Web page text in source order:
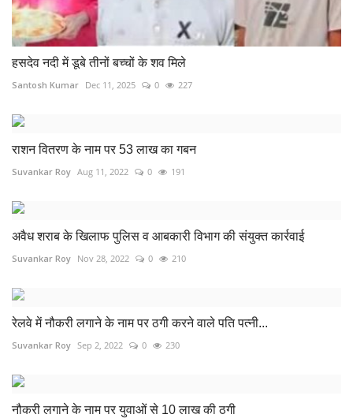
हसदेव नदी में डूबे तीनों बच्चों के शव मिले
Santosh Kumar Dec 11, 2025 0 227
राशन वितरण के नाम पर 53 लाख का गबन
Suvankar Roy Aug 11, 2022 0 191
अवैध शराब के खिलाफ पुलिस व आबकारी विभाग की संयुक्त कार्रवाई
Suvankar Roy Nov 28, 2022 0 210
रेलवे में नौकरी लगाने के नाम पर ठगी करने वाले पति पत्नी...
Suvankar Roy Sep 2, 2022 0 230
नौकरी लगाने के नाम पर युवाओं से 10 लाख की ठगी